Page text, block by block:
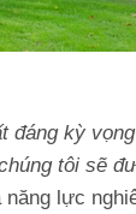
đáng kỳ
tôi sẽ
lực